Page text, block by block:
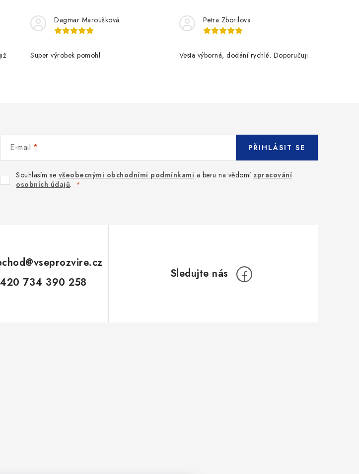
Dagmar Maroušková
Super výrobek pomohl
Petra Zborilova
Vesta výborná, dodání rychlé. Doporučuji.
E-mail
Souhlasím se všeobecnými obchodními podmínkami a beru na vědomí zpracování
osobních údajů.
PŘIHLÁSIT SE
@vseprozvire.cz
734 390 258